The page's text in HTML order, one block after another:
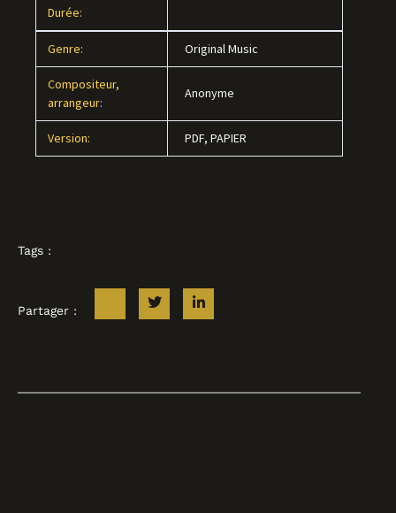
Durée:
Genre: Original Music
Compositeur,
arrangeur:
Anonyme
Version: PDF, PAPIER
Tags :
Partager :